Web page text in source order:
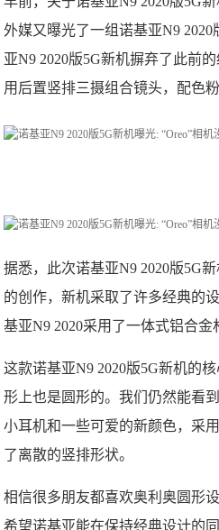
外媒又曝光了一组诺基亚N9
亚N9 2020版5G新机摒弃了此前
用后置竖排三摄组合镜头，配色
据悉，此次诺基亚N9 2020版5G
的创作，新机采取了许多经典的
基亚N9 2020采用了一体式铝合金
这款诺基亚N9 2020版5G新机的
形上也是圆形的。我们仍然能看
小耳机和一些可爱的新颜色，采
了离散的竖排形状。
相信很多朋友都喜欢奥利奥圆形
希望诺基亚能在保持经典设计的